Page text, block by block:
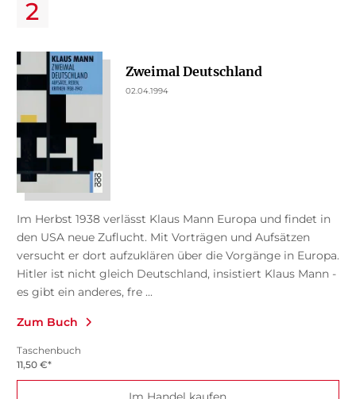
Zweimal Deutschland
02.04.1994
Im Herbst 1938 verlässt Klaus Mann Europa und findet in
den USA neue Zuflucht. Mit Vorträgen und Aufsätzen
versucht er dort aufzuklären über die Vorgänge in Europa.
Hitler ist nicht gleich Deutschland, insistiert Klaus Mann -
es gibt ein anderes, fre ...
Zum Buch
Taschenbuch
11,50 €*